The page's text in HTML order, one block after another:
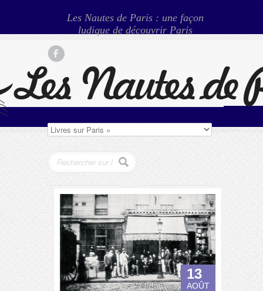
Les Nautes de Paris : une façon
ludique de découvrir Paris
13
AOÛT